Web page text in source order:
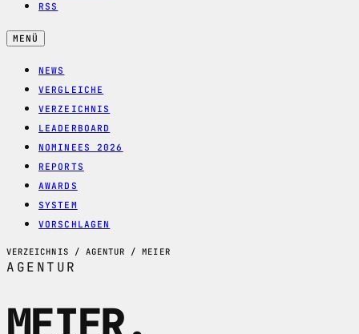
RSS
MENÜ
NEWS
VERGLEICHE
VERZEICHNIS
LEADERBOARD
NOMINEES 2026
REPORTS
AWARDS
SYSTEM
VORSCHLAGEN
VERZEICHNIS / AGENTUR / MEIER
AGENTUR